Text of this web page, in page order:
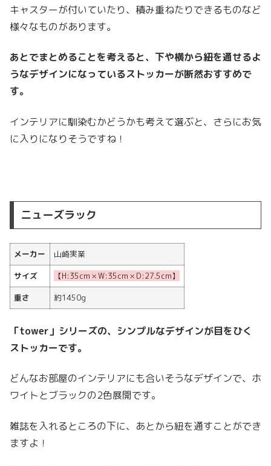
キャスターが付いていたり、積み重ねたりできるものなど
様々なものがあります。
あとでまとめることを考えると、下や横から紐を通せるよ
うなデザインになっているストッカーが断然おすすめで
す。
インテリアに馴染むかどうかも考えて選ぶと、さらにお気
に入りになりそうですね！
ニューズラック
メーカー
山崎実業
サイズ
【H:35cm × W:35cm × D:27.5cm】
重さ
約1450g
「tower」シリーズの、シンプルなデザインが目をひく
ストッカーです。
どんなお部屋のインテリアにも合いそうなデザインで、ホ
ワイトとブラックの2色展開です。
雑誌を入れるところの下に、あとから紐を通すことができ
ますよ！